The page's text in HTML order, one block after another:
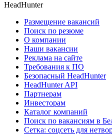
HeadHunter
Размещение вакансий
Поиск по резюме
О компании
Наши вакансии
Реклама на сайте
Требования к ПО
Безопасный HeadHunter
HeadHunter API
Партнерам
Инвесторам
Каталог компаний
Поиск по вакансиям в
Сетка: соцсеть для